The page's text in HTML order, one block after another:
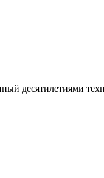
десятилетиями